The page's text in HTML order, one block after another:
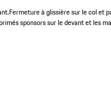
Fermeture à glissière sur le col et
sponsors sur le devant et les